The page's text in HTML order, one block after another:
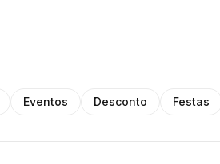
Eventos Desconto Festas